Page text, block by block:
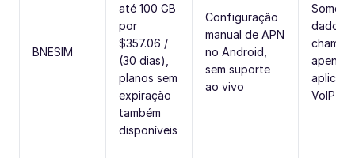
BNESIM
até 100 GB
por
$357.06 /
(30 dias),
planos sem
expiração
também
disponíveis
Configuração
manual de APN
no Android,
sem suporte
ao vivo
dados
apenas
VoIP)